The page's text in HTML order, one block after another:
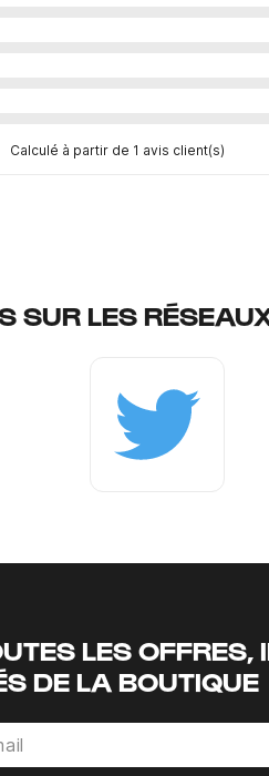
Calculé à partir de 1 avis client(s)
SUR LES
LES OFFRES,
DE LA BOUTIQUE